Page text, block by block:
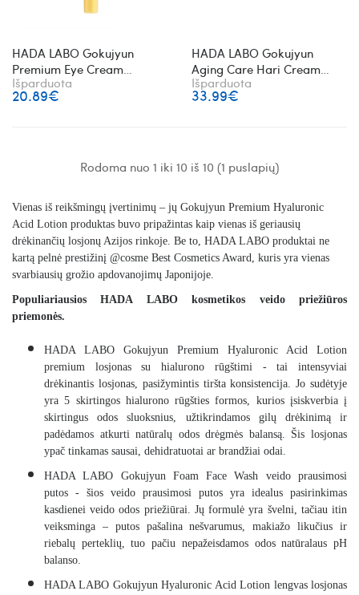
HADA LABO Gokujyun
Premium Eye Cream
drėkinantis paakių kremas
Išparduota
20.89€
HADA LABO Gokujyun
Aging Care Hari Cream
veido kremas su hialurono
rūgštimi
Išparduota
33.99€
Rodoma nuo 1 iki 10 iš 10 (1 puslapių)
Vienas iš reikšmingų įvertinimų – jų Gokujyun Premium Hyaluronic
Acid Lotion produktas buvo pripažintas kaip vienas iš geriausių
drėkinančių losjonų Azijos rinkoje. Be to, HADA LABO produktai ne
kartą pelnė prestižinį @cosme Best Cosmetics Award, kuris yra vienas
svarbiausių grožio apdovanojimų Japonijoje.
Populiariausios HADA LABO kosmetikos veido priežiūros
priemonės.
HADA LABO Gokujyun Premium Hyaluronic Acid Lotion
premium losjonas su hialurono rūgštimi- tai intensyviai
drėkinantis losjonas, pasižymintis tiršta konsistencija. Jo sudėtyje
yra 5 skirtingos hialurono rūgšties formos, kurios įsiskverbia į
skirtingus odos sluoksnius, užtikrindamos gilų drėkinimą ir
padėdamos atkurti natūralų odos drėgmės balansą. Šis losjonas
ypač tinkamas sausai, dehidratuotai ar brandžiai odai.
HADA LABO Gokujyun Foam Face Wash veido prausimosi
putos - šios veido prausimosi putos yra idealus pasirinkimas
kasdienei veido odos priežiūrai. Jų formulė yra švelni, tačiau itin
veiksminga – putos pašalina nešvarumus, makiažo likučius ir
riebalų perteklių, tuo pačiu nepažeisdamos odos natūralaus pH
balanso.
HADA LABO Gokujyun Hyaluronic Acid Lotion lengvas losjonas